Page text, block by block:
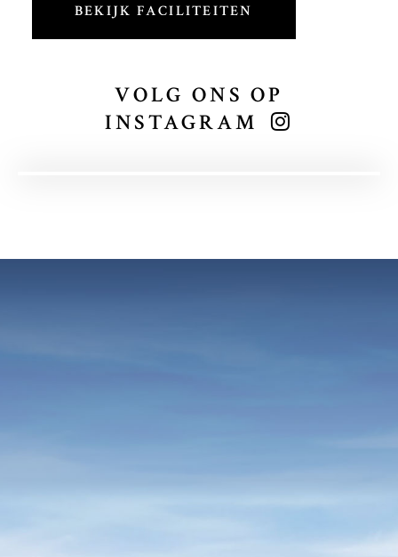
BEKIJK FACILITEITEN
VOLG ONS OP
INSTAGRAM